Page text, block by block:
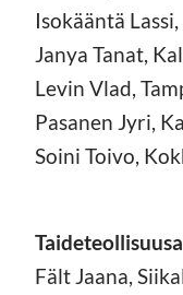
Isokääntä
Janya Tanat,
Levin Vlad,
Pasanen Jyri,
Soini Toivo,
Fält Jaana,